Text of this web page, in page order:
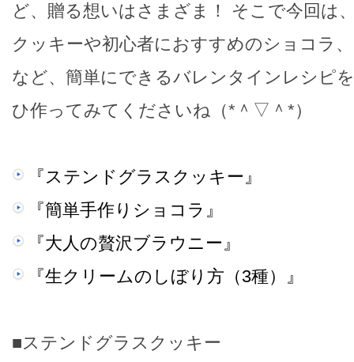
ど、贈る想いはさまざま！ そこで今回は
クッキーや初心者におすすめのショコラ
など、簡単にできるバレンタインレシピ
ひ作ってみてくださいね（*＾▽＾*）
『ステンドグラスクッキー』
『簡単手作りショコラ』
『大人の贅沢ブラウニー』
『生クリームのしぼり方（3種）』
■ステンドグラスクッキー